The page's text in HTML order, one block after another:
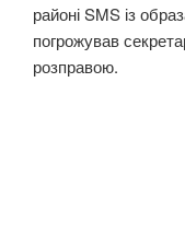
районі SMS із
погрожував
розправою.